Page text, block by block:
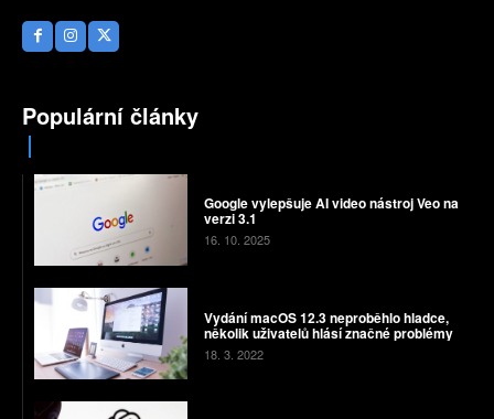
Populární články
Google vylepšuje AI video nástroj Veo na
verzi 3.1
16. 10. 2025
Vydání macOS 12.3 neproběhlo hladce,
několik uživatelů hlásí značné problémy
18. 3. 2022